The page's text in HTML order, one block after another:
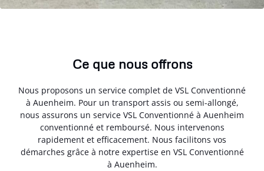
Ce que nous offrons
Nous proposons un service complet de VSL Conventionné
à Auenheim. Pour un transport assis ou semi-allongé,
nous assurons un service VSL Conventionné à Auenheim
conventionné et remboursé. Nous intervenons
rapidement et efficacement. Nous facilitons vos
démarches grâce à notre expertise en VSL Conventionné
à Auenheim.